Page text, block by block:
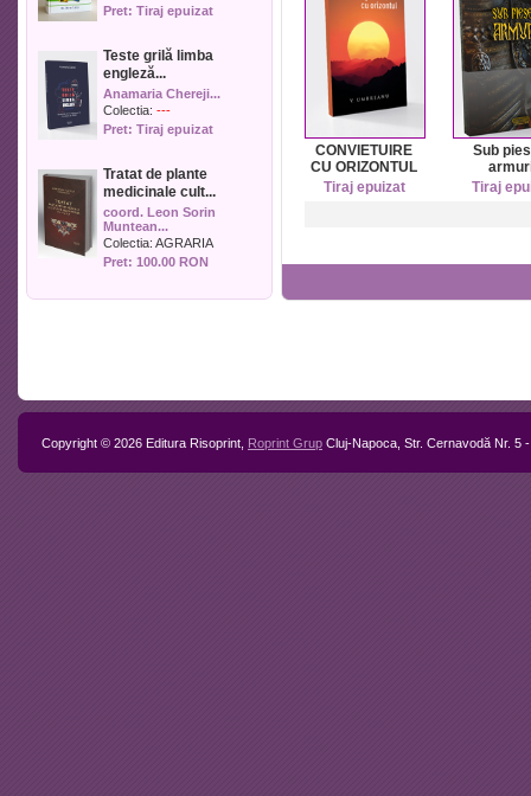
Management
Matematica
Media
Medicina umana
Medicina veterinara
Muzica
Pedagogie
Politica
Psihologie
Sport
Pret: Tiraj epuizat
Teste grilă limba
engleză...
Anamaria Chereji...
Colectia: ---
Pret: Tiraj epuizat
Tratat de plante
medicinale cult...
coord. Leon Sorin
Muntean...
Colectia: AGRARIA
Pret: 100.00 RON
CONVIETUIRE
CU ORIZONTUL
Tiraj epuizat
Sub
Tiraj
Copyright © 2026 Editura Risoprint, Roprint Grup Cluj-Napoca, Str. Cernavodă Nr. 5